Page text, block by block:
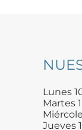
Lunes
Martes
Jueves